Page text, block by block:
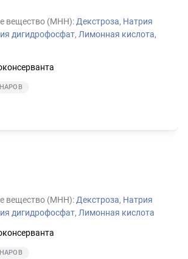
вещество (МНН): Декстроза, Натрия
дигидрофосфат, Лимонная кислота,
вещество (МНН): Декстроза, Натрия
дигидрофосфат, Лимонная кислота